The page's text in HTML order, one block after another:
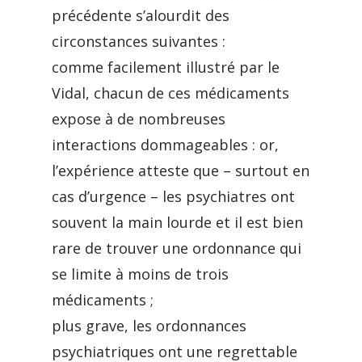
précédente s’alourdit des
circonstances suivantes :
comme facilement illustré par le
Vidal, chacun de ces médicaments
expose à de nombreuses
interactions dommageables : or,
l’expérience atteste que – surtout en
cas d’urgence – les psychiatres ont
souvent la main lourde et il est bien
rare de trouver une ordonnance qui
se limite à moins de trois
médicaments ;
plus grave, les ordonnances
psychiatriques ont une regrettable